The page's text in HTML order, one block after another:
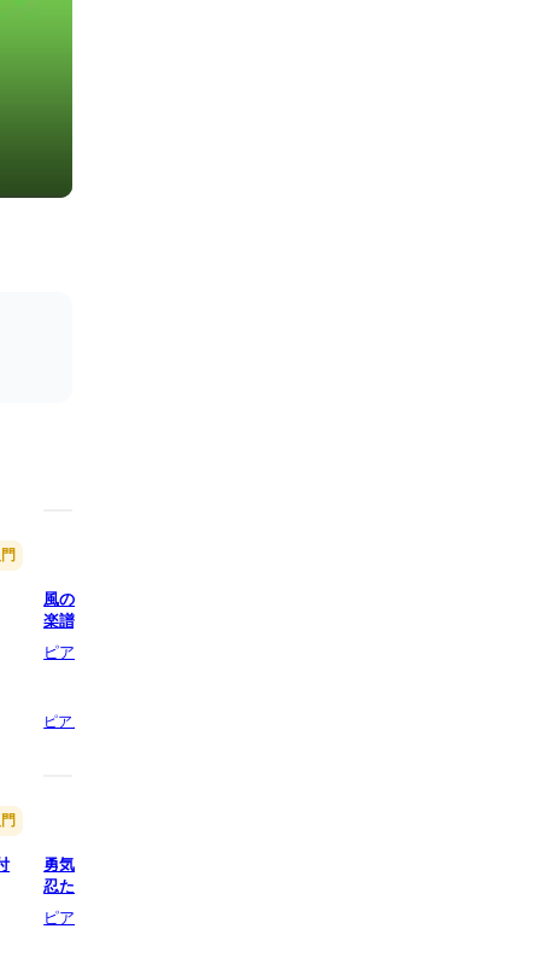
風の通り道 (ハ長調ドレミ付き簡単
楽譜) - 久石譲
ピアノ塾
ピアノの他1,
勇気100% (ドレミ付き簡単楽譜) -
忍たま乱太郎
ピアノ塾